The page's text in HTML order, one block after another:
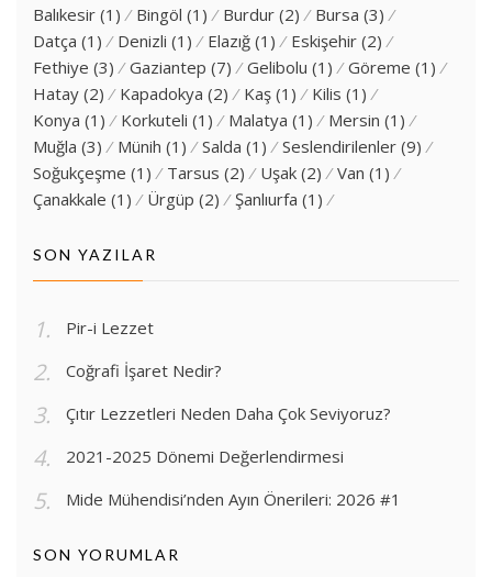
Balıkesir (1) Bingöl (1) Burdur (2) Bursa (3)
Datça (1) Denizli (1) Elazığ (1) Eskişehir (2)
Fethiye (3) Gaziantep (7) Gelibolu (1) Göreme (1)
Hatay (2) Kapadokya (2) Kaş (1) Kilis (1)
Konya (1) Korkuteli (1) Malatya (1) Mersin (1)
Muğla (3) Münih (1) Salda (1) Seslendirilenler (9)
Soğukçeşme (1) Tarsus (2) Uşak (2) Van (1)
Çanakkale (1) Ürgüp (2) Şanlıurfa (1)
SON YAZILAR
Pir-i Lezzet
Coğrafi İşaret Nedir?
Çıtır Lezzetleri Neden Daha Çok Seviyoruz?
2021-2025 Dönemi Değerlendirmesi
Mide Mühendisi’nden Ayın Önerileri: 2026 #1
SON YORUMLAR